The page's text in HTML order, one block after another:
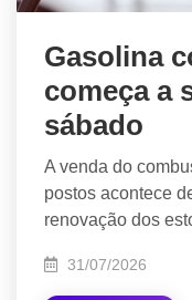
Gasolina
começa a
sábado
A venda do
postos acontece
renovação dos
31/07/2026